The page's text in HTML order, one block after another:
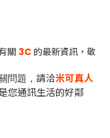
關 3C 的最新資訊，敬
問題， 請洽米可真人
您通訊生活的好鄰